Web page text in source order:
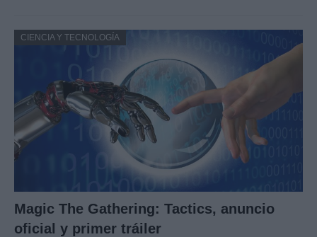
CIENCIA Y TECNOLOGÍA
Magic The Gathering: Tactics, anuncio
oficial y primer tráiler